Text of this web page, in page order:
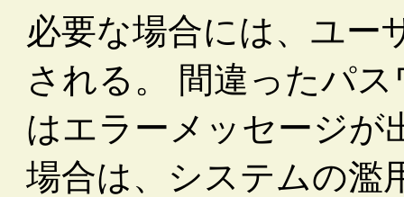
必要な場合には、ユー
される。 間違ったパ
はエラーメッセージが
場合は、システムの濫